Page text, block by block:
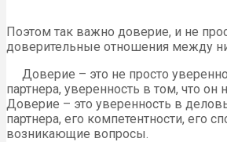
Поэтом так важно доверие, и не
доверительные отношения между
Доверие – это не просто
партнера, уверенность в том, что он
Доверие – это уверенность в
партнера, его компетентности, его
возникающие вопросы.